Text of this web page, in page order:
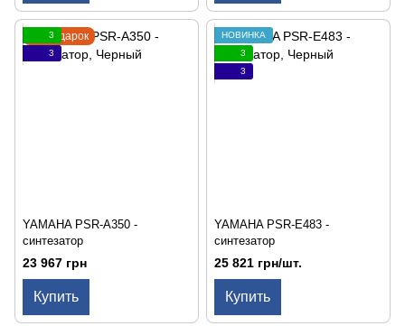
Подарок
3
3
YAMAHA PSR-A350 -
синтезатор
23 967 грн
Купить
НОВИНКА
3
3
YAMAHA PSR-E483 -
синтезатор
25 821 грн/шт.
Купить